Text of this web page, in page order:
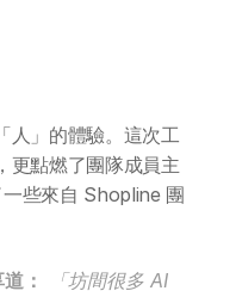
人」的體驗。這次工
更點燃了團隊成員主
些來自 Shopline 團
：
「坊間很多 AI